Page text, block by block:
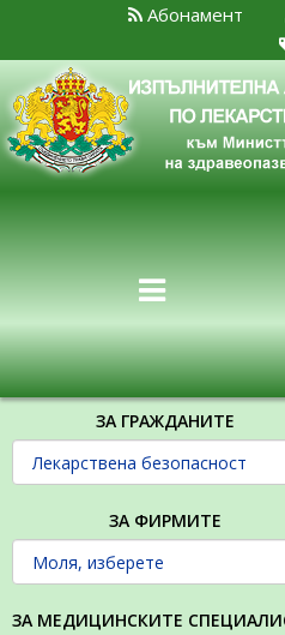
Абонамент
ЗА ГРАЖДАНИТЕ
ЗА ФИРМИТЕ
ЗА МЕДИЦИНСКИТЕ